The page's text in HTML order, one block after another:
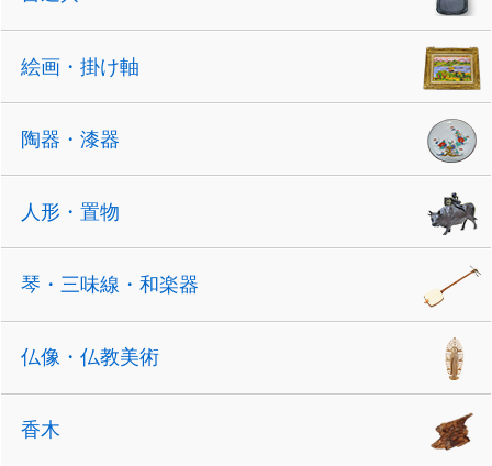
絵画・掛け軸
陶器・漆器
人形・置物
琴・三味線・和楽器
仏像・仏教美術
香木